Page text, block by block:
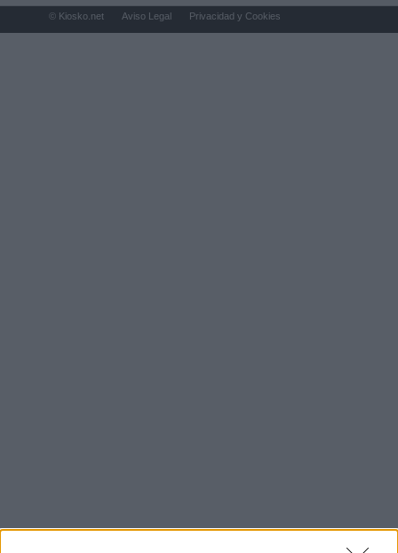
© Kiosko.net Aviso Legal Privacidad y Cookies